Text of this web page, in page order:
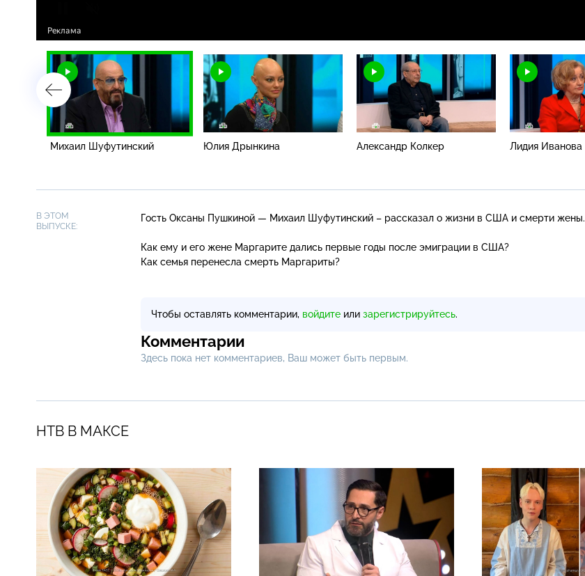
Михаил Шуфутинский Юлия Дрынкина Александр Колкер Лидия Иванова
В ЭТОМ
ВЫПУСКЕ:
Гость Оксаны Пушкиной — Михаил Шуфутинский – рассказал о жизни в США и смерти жены.
Как ему и его жене Маргарите дались первые годы после эмиграции в США?
Как семья перенесла смерть Маргариты?
Чтобы оставлять комментарии, войдите или зарегистрируйтесь.
Комментарии
Здесь пока нет комментариев, Ваш может быть первым.
НТВ В МАКСЕ